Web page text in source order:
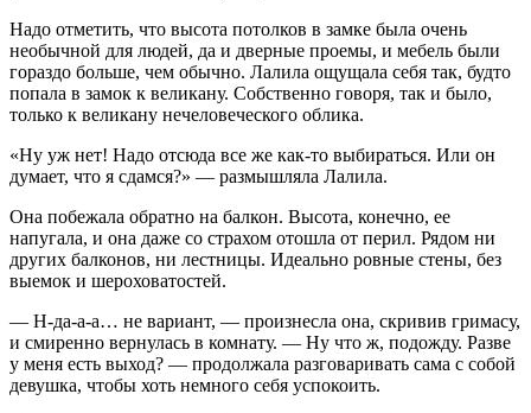
Надо отметить, что высота потолков в замке была очень
необычной для людей, да и дверные проемы, и мебель были
гораздо больше, чем обычно. Лалила ощущала себя так, будто
попала в замок к великану. Собственно говоря, так и было,
только к великану нечеловеческого облика.
«Ну уж нет! Надо отсюда все же как-то выбираться. Или он
думает, что я сдамся?» — размышляла Лалила.
Она побежала обратно на балкон. Высота, конечно, ее
напугала, и она даже со страхом отошла от перил. Рядом ни
других балконов, ни лестницы. Идеально ровные стены, без
выемок и шероховатостей.
— Н-да-а-а… не вариант, — произнесла она, скривив гримасу,
и смиренно вернулась в комнату. — Ну что ж, подожду. Разве
у меня есть выход? — продолжала разговаривать сама с собой
девушка, чтобы хоть немного себя успокоить.